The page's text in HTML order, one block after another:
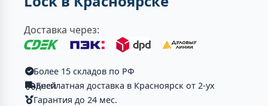
Доставка через:
Более 15 складов по РФ
Бесплатная доставка в Красноярск от 2-ух дней
Гарантия до 24 мес.